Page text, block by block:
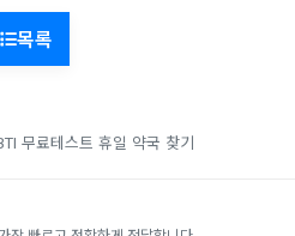
목록
무료테스트 휴일 약국 찾기